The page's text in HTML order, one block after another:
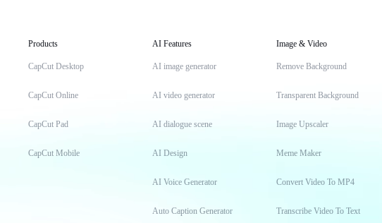
Products
CapCut Desktop
CapCut Online
CapCut Pad
CapCut Mobile
AI Features
AI image generator
AI video generator
AI dialogue scene
AI Design
AI Voice Generator
Auto Caption Generator
Image & Video
Remove Background
Transparent Background
Image Upscaler
Meme Maker
Convert Video To MP4
Transcribe Video To Text